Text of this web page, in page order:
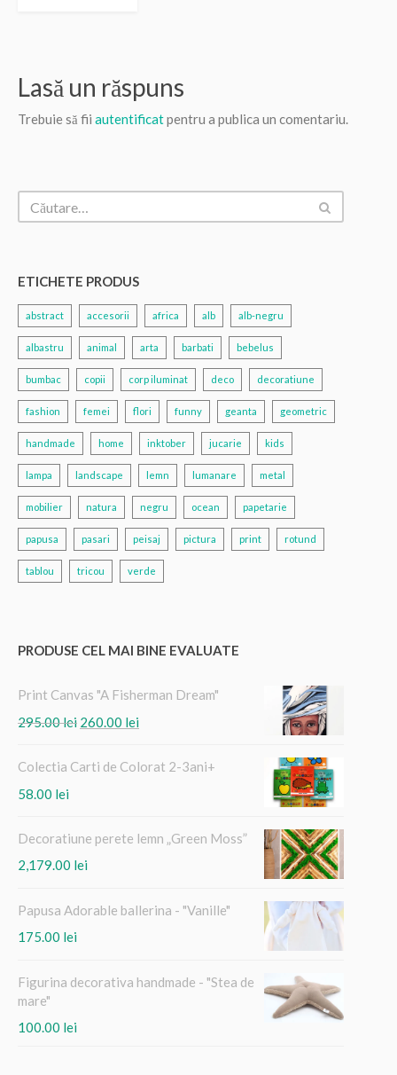
Lasă un răspuns
Trebuie să fii autentificatpentru a publica un comentariu.
ETICHETE PRODUS
abstract accesorii africa alb alb-negru
albastru animal arta barbati bebelus
bumbac copii corp iluminat deco decoratiune
fashion femei flori funny geanta geometric
handmade home inktober jucarie kids
lampa landscape lemn lumanare metal
mobilier natura negru ocean papetarie
papusa pasari peisaj pictura print rotund
tablou tricou verde
PRODUSE CEL MAI BINE EVALUATE
Print Canvas "A Fisherman Dream"
295.00lei Prețul
fost:
260.00 leiPrețul
este:
260.00 lei.
Colectia Carti de Colorat 2-3ani+
58.00 lei
Decoratiune perete lemn „Green Moss”
2,179.00 lei
Papusa Adorable ballerina - "Vanille"
175.00 lei
Figurina decorativa handmade - "Stea de
mare"
100.00 lei